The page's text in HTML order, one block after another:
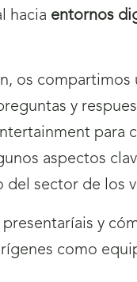
hacia entornos
os compartimos
y
para
aspectos
del sector de los
y
como